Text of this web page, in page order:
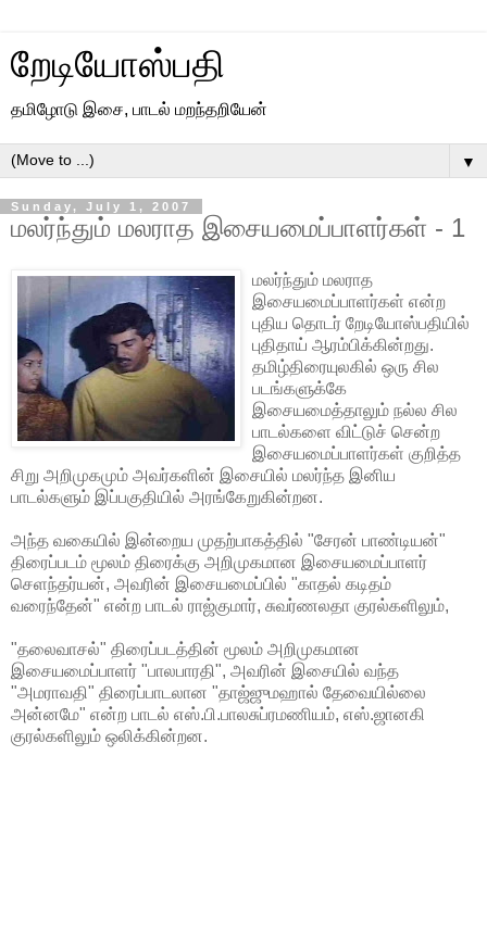
றேடியோஸ்பதி
தமிழோடு இசை, பாடல் மறந்தறியேன்
▼
Sunday, July 1, 2007
மலர்ந்தும் மலராத இசையமைப்பாளர்கள் - 1
மலர்ந்தும் மலராத
இசையமைப்பாளர்கள் என்ற
புதிய தொடர் றேடியோஸ்பதியில்
புதிதாய் ஆரம்பிக்கின்றது.
தமிழ்திரையுலகில் ஒரு சில
படங்களுக்கே
இசையமைத்தாலும் நல்ல சில
பாடல்களை விட்டுச் சென்ற
இசையமைப்பாளர்கள் குறித்த
சிறு அறிமுகமும் அவர்களின் இசையில் மலர்ந்த இனிய
பாடல்களும் இப்பகுதியில் அரங்கேறுகின்றன.
அந்த வகையில் இன்றைய முதற்பாகத்தில் "சேரன் பாண்டியன்"
திரைப்படம் மூலம் திரைக்கு அறிமுகமான இசையமைப்பாளர்
செளந்தர்யன், அவரின் இசையமைப்பில் "காதல் கடிதம்
வரைந்தேன்" என்ற பாடல் ராஜ்குமார், சுவர்ணலதா குரல்களிலும்,
"தலைவாசல்" திரைப்படத்தின் மூலம் அறிமுகமான
இசையமைப்பாளர் "பாலபாரதி", அவரின் இசையில் வந்த
"அமராவதி" திரைப்பாடலான "தாஜ்ஜுமஹால் தேவையில்லை
அன்னமே" என்ற பாடல் எஸ்.பி.பாலசுப்ரமணியம், எஸ்.ஜானகி
குரல்களிலும் ஒலிக்கின்றன.